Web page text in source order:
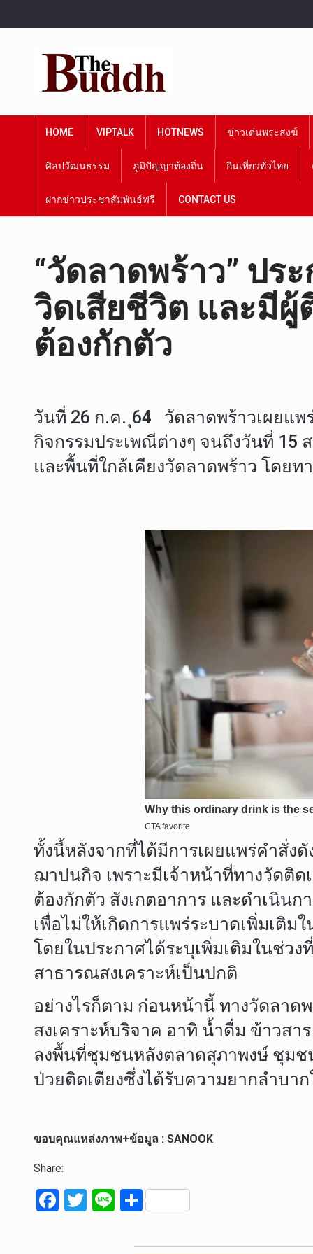
HOME VIPTALK HOTNEWS ข่าวเด่นพระสงฆ์
ศิลปวัฒนธรรม ภูมิปัญญาท้องถิ่น กินเที่ยวทั่วไทย
ฝากข่าวประชาสัมพันธ์ฟรี CONTACT US
“วัดลาดพร้าว” ป
วิดเสียชีวิต และมีผู้
ต้องกักตัว
วันที่ 26 ก.ค. ุ64 วัดลาดพร้าวเผยแพ
กิจกรรมประเพณีต่างๆ จนถึงวันที่ 15
และพื้นที่ใกล้เคียงวัดลาดพร้าว โดย
ทั้งนี้หลังจากที่ได้มีการเผยแพร่คำสั่ง
ฌาปนกิจ เพราะมีเจ้าหน้าที่ทางวัดติ
ต้องกักตัว สังเกตอาการ และดำเนิน
เพื่อไม่ให้เกิดการแพร่ระบาดเพิ่มเติม
โดยในประกาศได้ระบุเพิ่มเติมในช่ว
สาธารณสงเคราะห์เป็นปกติ
อย่างไรก็ตาม ก่อนหน้านี้ ทางวัดลาด
สงเคราะห์บริจาค อาทิ น้ำดื่ม ข้าวส
ลงพื้นที่ชุมชนหลังตลาดสุภาพงษ์ ชุมช
ป่วยติดเตียงซึ่งได้รับความยากลำบา
ขอบคุณแหล่งภาพ+ข้อมูล : SANOOK
Share:
F
T
Li S
ar